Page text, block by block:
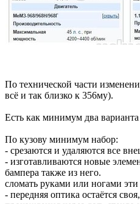
По технической части
всё и так близко к 356му).
Есть как минимум два
По кузову минимум набор:
- срезаются и удаляются все
- изготавливаются новые
бампера также из него.
сломать руками или ногами
- передняя оптика остаётся